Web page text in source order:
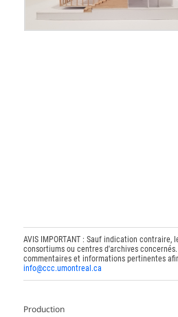
AVIS IMPORTANT : Sauf indication
consortiums ou centres d'archives
commentaires et informations pertinentes
info@ccc.umontreal.ca
Production